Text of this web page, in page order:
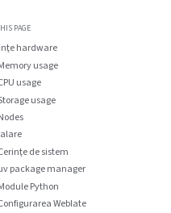
PAGE
hardware
usage
usage
usage
de sistem
package manager
Python
Weblate